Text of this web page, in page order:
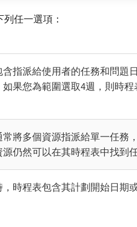
任一選項：
含指派給使用者的任務和問題
如果您為範圍選取4週，則時
常將多個資源指派給單一任務
仍然可以在其時程表中找到
，時程表包含其計劃開始日期